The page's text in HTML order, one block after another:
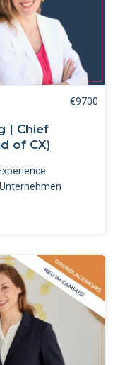
€9700
| Chief
of CX)